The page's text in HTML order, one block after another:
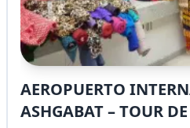
AEROPUERTO
ASHGABAT – TOUR